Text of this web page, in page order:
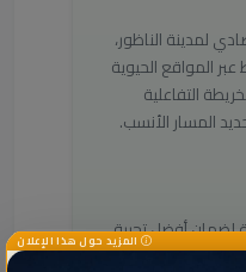
لمدينة الناظور،
المواقع الحيوية
التفاعلية
المسار الأنسب.
لضمان أفضل تجربة
الرسمية عند
المزيد حول هذا الإعلان